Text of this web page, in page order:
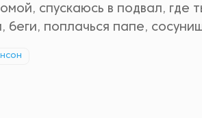
спускаюсь в подвал, где
поплачься папе,